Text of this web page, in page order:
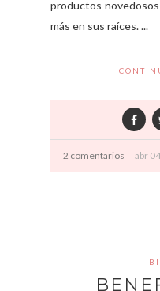
productos
más en sus raíces. ...
2 comentarios abr 04,